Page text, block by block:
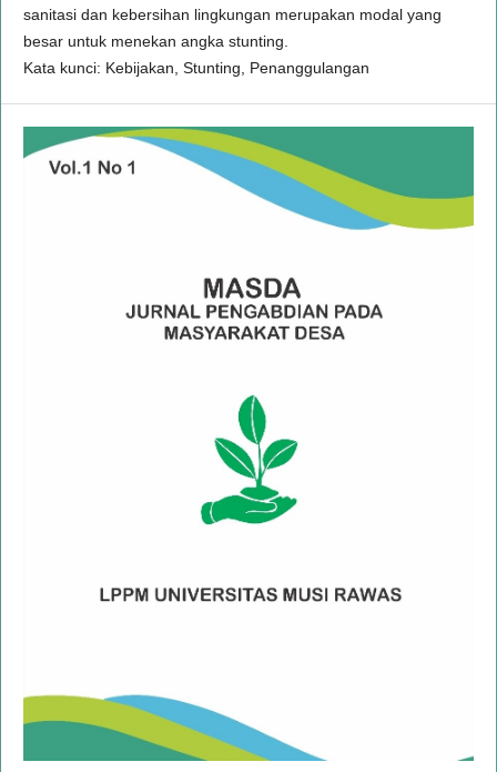
sanitasi dan kebersihan lingkungan merupakan modal yang
besar untuk menekan angka stunting.
Kata kunci: Kebijakan, Stunting, Penanggulangan